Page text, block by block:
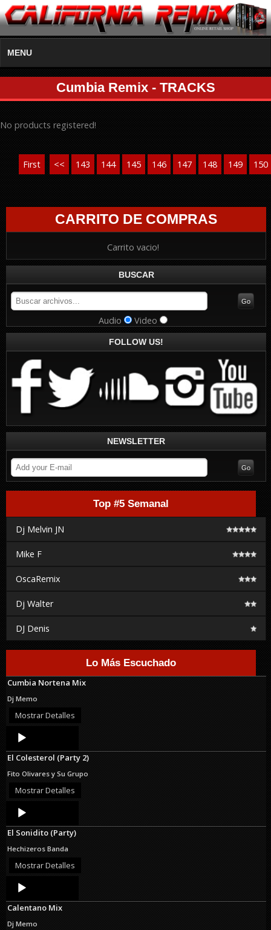
MENU
Cumbia Remix - TRACKS
No products registered!
First << 143 144 145 146 147 148 149 150
CARRITO DE COMPRAS
Carrito vacio!
BUSCAR
Audio Video
FOLLOW US!
NEWSLETTER
Top #5 Semanal
Dj Melvin JN
Mike F
OscaRemix
Dj Walter
DJ Denis
Lo Más Escuchado
Cumbia Nortena Mix
Dj Memo
Mostrar Detalles
Audio
Player
El Colesterol (Party 2)
Fito Olivares y Su Grupo
Mostrar Detalles
Audio
Player
El Sonidito (Party)
Hechizeros Banda
Mostrar Detalles
Audio
Player
Calentano Mix
Dj Memo